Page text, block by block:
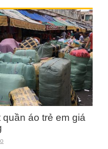
áo trẻ em giá